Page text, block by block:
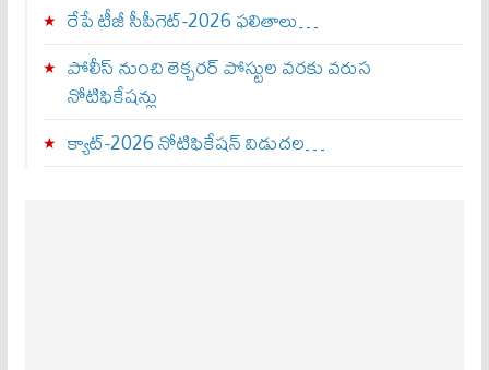
రేపే టీజీ సీపీగెట్‌-2026 ఫలితాలు…
పోలీస్ నుంచి లెక్చరర్ పోస్టుల వరకు వరుస
నోటిఫికేషన్లు
క్యాట్-2026 నోటిఫికేషన్ విడుదల…